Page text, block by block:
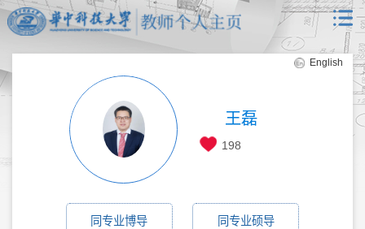
English
王磊
198
同专业博导 同专业硕导